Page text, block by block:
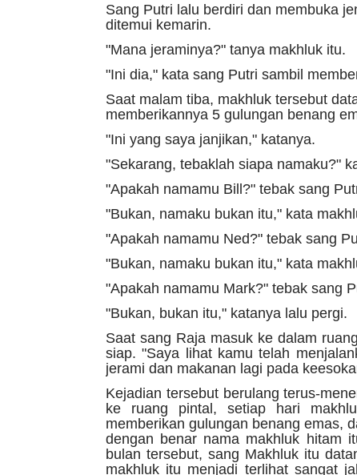
Sang Putri lalu berdiri dan membuka
ditemui kemarin.
"Mana jeraminya?" tanya makhluk itu.
"Ini dia," kata sang Putri sambil
Saat malam tiba, makhluk tersebut
memberikannya 5 gulungan benang
"Ini yang saya janjikan," katanya.
"Sekarang, tebaklah siapa namaku?"
"Apakah namamu Bill?" tebak sang
"Bukan, namaku bukan itu," kata
"Apakah namamu Ned?" tebak sang
"Bukan, namaku bukan itu," kata
"Apakah namamu Mark?" tebak sang
"Bukan, bukan itu," katanya lalu pergi.
Saat sang Raja masuk ke dalam
siap. "Saya lihat kamu telah
jerami dan makanan lagi pada
Kejadian tersebut berulang terus-
ke ruang pintal, setiap hari
memberikan gulungan benang emas,
dengan benar nama makhluk hitam
bulan tersebut, sang Makhluk itu
makhluk itu menjadi terlihat sangat